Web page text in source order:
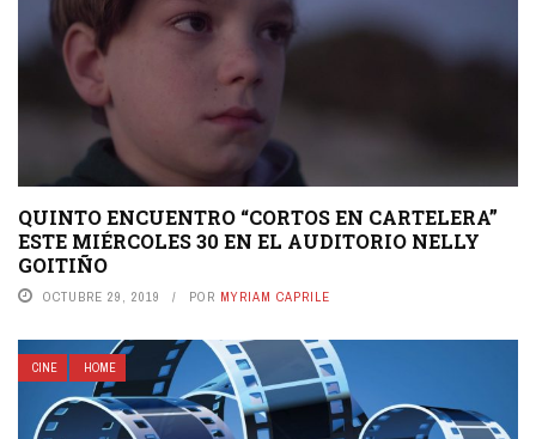
QUINTO ENCUENTRO “CORTOS EN CARTELERA”
ESTE MIÉRCOLES 30 EN EL AUDITORIO NELLY
GOITIÑO
OCTUBRE 29, 2019 POR MYRIAM CAPRILE
CINE HOME